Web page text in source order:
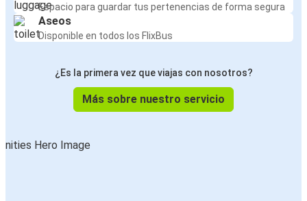
Espacio para guardar tus pertenencias de forma segura
Aseos
Disponible en todos los FlixBus
¿Es la primera vez que viajas con nosotros?
Más sobre nuestro servicio